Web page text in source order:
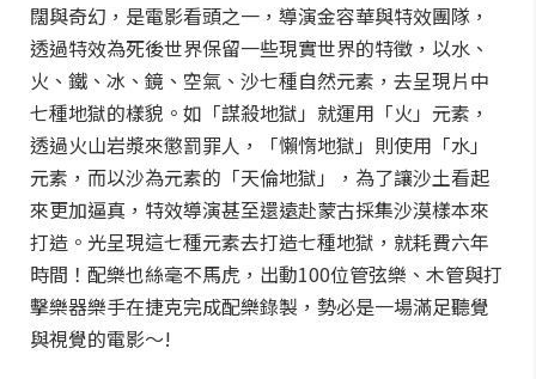
闊與奇幻，是電影看頭之一，導演金容華與特效團隊，
透過特效為死後世界保留一些現實世界的特徵，以水、
火、鐵、冰、鏡、空氣、沙七種自然元素，去呈現片中
七種地獄的樣貌。如「謀殺地獄」就運用「火」元素，
透過火山岩漿來懲罰罪人，「懶惰地獄」則使用「水」
元素，而以沙為元素的「天倫地獄」，為了讓沙土看起
來更加逼真，特效導演甚至還遠赴蒙古採集沙漠樣本來
打造。光呈現這七種元素去打造七種地獄，就耗費六年
時間！配樂也絲毫不馬虎，出動100位管弦樂、木管與打
擊樂器樂手在捷克完成配樂錄製，勢必是一場滿足聽覺
與視覺的電影～!